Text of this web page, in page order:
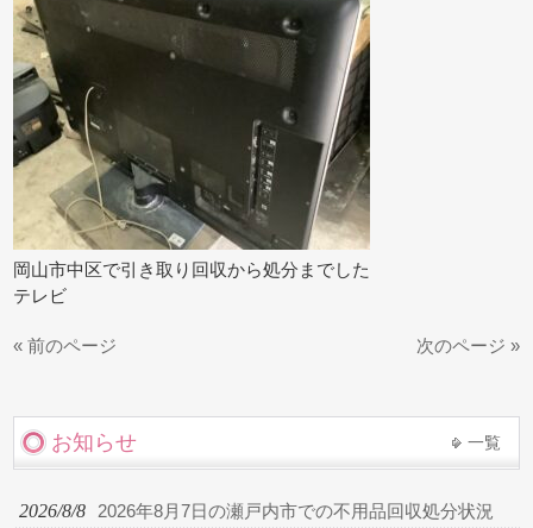
岡山市中区で引き取り回収から処分までした
テレビ
« 前のページ 次のページ »
お知らせ 一覧
2026/8/8 2026年8月7日の瀬戸内市での不用品回収処分状況